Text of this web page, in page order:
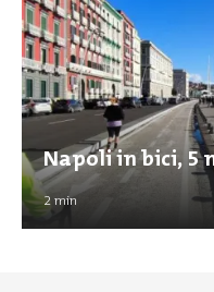
Napoli in bici, 5
2min